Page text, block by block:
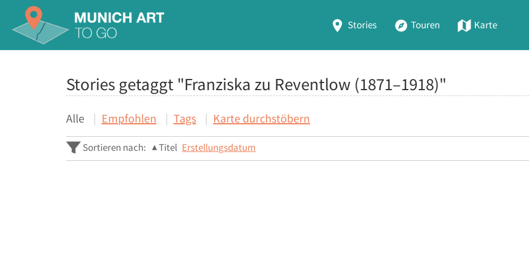
Stories Touren Karte
Stories getaggt "Franziska zu Reventlow (1871–1918)"
Alle Empfohlen Tags Karte durchstöbern
Sortieren nach: Titel Erstellungsdatum